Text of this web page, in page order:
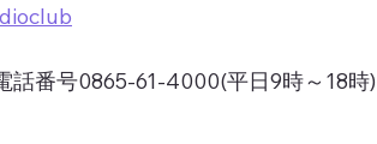
話番号0865-61-4000(平日9時～18時)